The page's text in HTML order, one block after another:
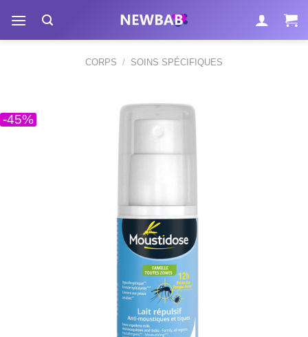
contenu
CORPS / SOINS SPÉCIFIQUES
-45%